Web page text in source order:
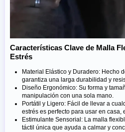
Características Clave de Malla
Estrés
Material Elástico y Duradero: Hecho
garantiza una larga durabilidad y
Diseño Ergonómico: Su forma y
manipulación con una sola mano.
Portátil y Ligero: Fácil de llevar a
estrés es perfecto para usar en casa,
Estimulante Sensorial: La malla
táctil única que ayuda a calmar y